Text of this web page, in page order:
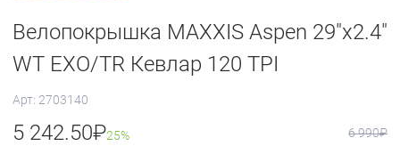
Велопокрышка MAXXIS Aspen 29"x2.4"
WT EXO/TR Кевлар 120 TPI
Арт: 2703140
5 242.50₽25% 6 990₽